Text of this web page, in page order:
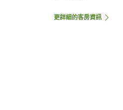
更詳細的客房資訊